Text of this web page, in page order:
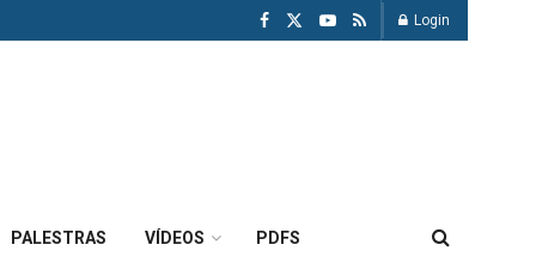
Login
PALESTRAS VÍDEOS PDFS